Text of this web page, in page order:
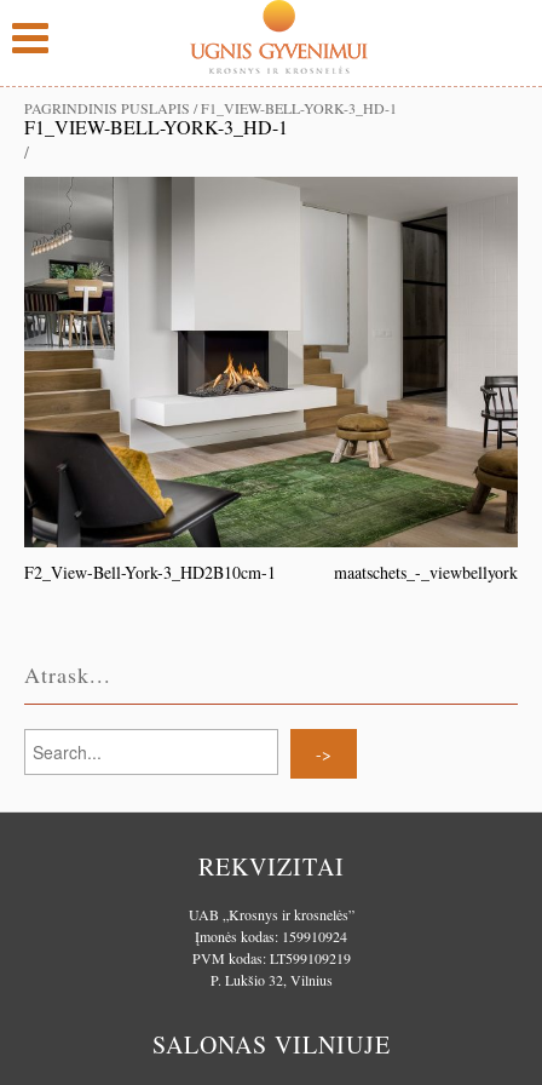
PAGRINDINIS PUSLAPIS /F1_VIEW-BELL-YORK-3_HD-1
F1_VIEW-BELL-YORK-3_HD-1
/
F2_View-Bell-York-3_HD2B10cm-1 maatschets_-_viewbellyork
Atrask...
REKVIZITAI
UAB „Krosnys ir krosnelės”
Įmonės kodas: 159910924
PVM kodas: LT599109219
P. Lukšio 32, Vilnius
SALONAS VILNIUJE